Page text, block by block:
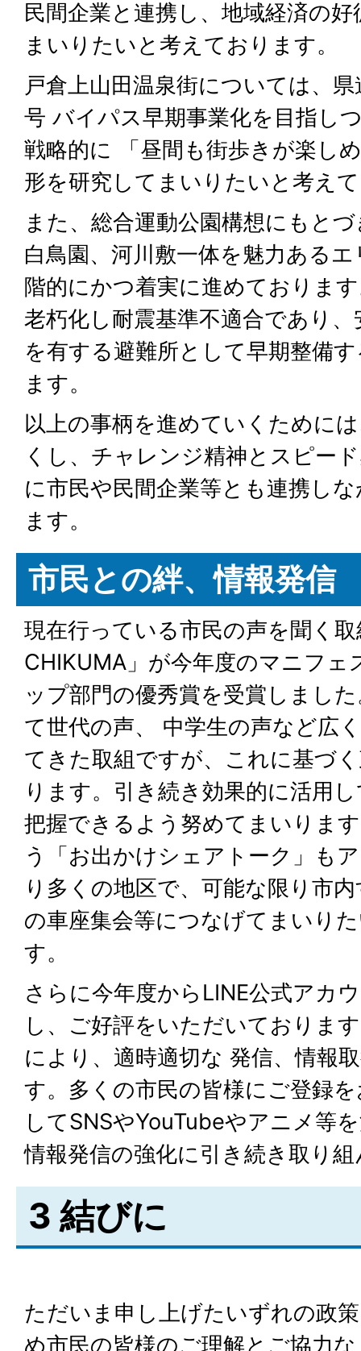
民間企業と連携し、地域経済の
まいりたいと考えております。
戸倉上山田温泉街については、
号 バイパス早期事業化を目指し
戦略的に 「昼間も街歩きが楽し
形を研究してまいりたいと考え
また、総合運動公園構想にもと
白鳥園、河川敷一体を魅力ある
階的にかつ着実に進めておりま
老朽化し耐震基準不適合であり
を有する避難所として早期整備
ます。
以上の事柄を進めていくために
くし、チャレンジ精神とスピー
に市民や民間企業等とも連携し
ます。
市民との絆、情報発信
現在行っている市民の声を聞く
CHIKUMA」が今年度のマニフェ
ップ部門の優秀賞を受賞しまし
て世代の声、 中学生の声など広
てきた取組ですが、これに基づ
ります。引き続き効果的に活用
把握できるよう努めてまいりま
う「お出かけシェアトーク」も
り多くの地区で、可能な限り市
の車座集会等につなげてまいり
す。
さらに今年度からLINE公式アカ
し、ご好評をいただいておりま
により、適時適切な 発信、情報
す。多くの市民の皆様にご登録
してSNSやYouTubeやアニメ等
情報発信の強化に引き続き取り
3 結びに
ただいま申し上げたいずれの政
め市民の皆様のご理解とご協力